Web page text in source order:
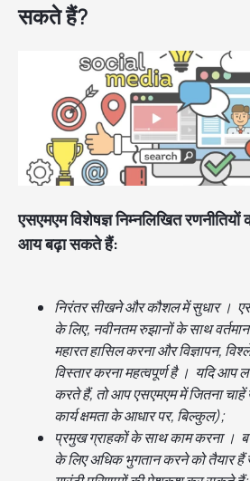
सकते हैं?
एसएमएम विशेषज्ञ निम्नलिखित
आय बढ़ा सकते हैं:
निरंतर सीखने और कौशल में सुधार ।
के लिए, नवीनतम रुझानों के साथ
महारत हासिल करना और विज्ञापन,
विस्तार करना महत्वपूर्ण है । यदि आप
करते हैं, तो आप एसएमएम में जितना
कार्य क्षमता के आधार पर, बिल्कुल);
प्रमुख ग्राहकों के साथ काम करना ।
के लिए अधिक भुगतान करने को तैयार हैं